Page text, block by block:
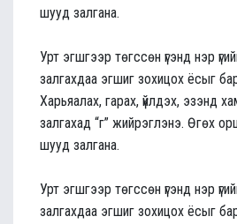
шууд залгана.
Урт эгшгээр төгссөн үгэнд нэр
залгахдаа эгшиг зохицох ёсыг
Харьяалах, гарах, үйлдэх, эзэнд
залгахад “г” жийрэглэнэ. Өгөх
шууд залгана.
Урт эгшгээр төгссөн үгэнд нэр
залгахдаа эгшиг зохицох ёсыг